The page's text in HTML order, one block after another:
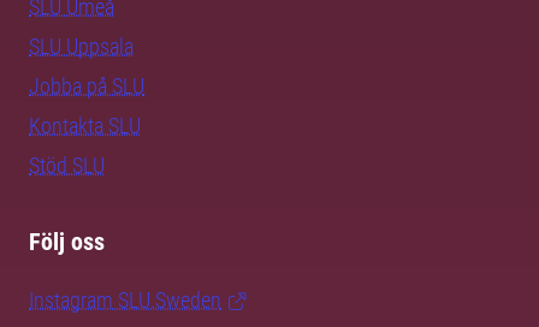
SLU Umeå
SLU Uppsala
Jobba på SLU
Kontakta SLU
Stöd SLU
Följ oss
Instagram SLU.Sweden